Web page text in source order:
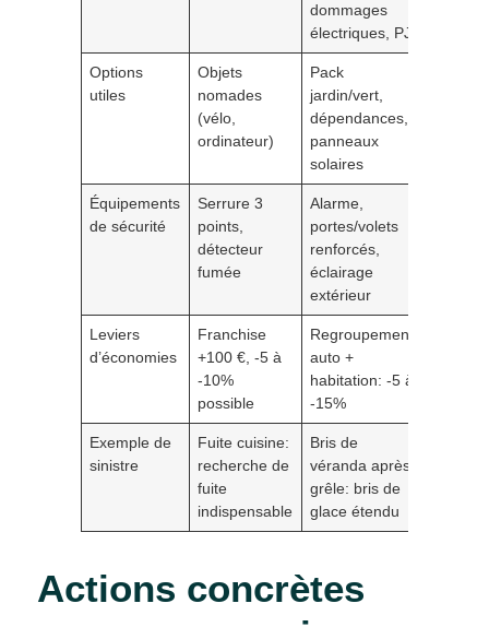
dommages
électriques, PJ
Options
utiles
Objets
nomades
(vélo,
ordinateur)
Pack
jardin/vert,
dépendances,
panneaux
solaires
Équipements
de sécurité
Serrure 3
points,
détecteur
fumée
Alarme,
portes/volets
renforcés,
éclairage
extérieur
Leviers
d’économies
Franchise
+100 €, -5 à
-10%
possible
Regroupement
auto +
habitation: -5 à
-15%
Exemple de
sinistre
Fuite cuisine:
recherche de
fuite
indispensable
Bris de
véranda après
grêle: bris de
glace étendu
Actions concrètes